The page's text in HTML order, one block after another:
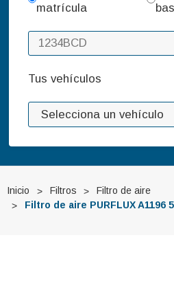
matrícula
Tus vehículos
Inicio Filtros
Filtro de aire
Filtro de aire PURFLUX A1196